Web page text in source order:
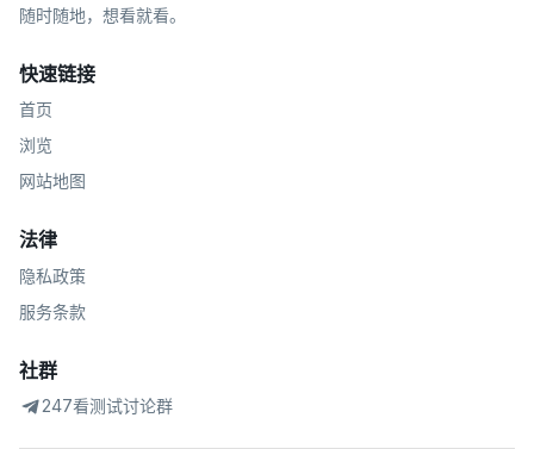
随时随地，想看就看。
快速链接
首页
浏览
网站地图
法律
隐私政策
服务条款
社群
247看测试讨论群